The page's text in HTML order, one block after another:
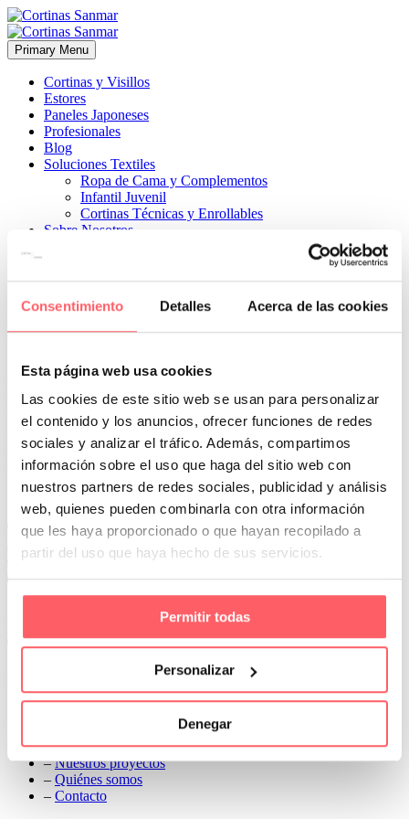
Consentimiento Detalles Acerca de las cookies
Esta página web usa cookies
Las cookies de este sitio web se usan para personalizar
el contenido y los anuncios, ofrecer funciones de redes
sociales y analizar el tráfico. Además, compartimos
información sobre el uso que haga del sitio web con
nuestros partners de redes sociales, publicidad y análisis
web, quienes pueden combinarla con otra información
que les haya proporcionado o que hayan recopilado a
partir del uso que haya hecho de sus servicios.
Permitir todas
Personalizar
Denegar
Primary Menu
Cortinas y Visillos
Estores
Paneles Japoneses
Profesionales
Blog
Soluciones Textiles
Ropa de Cama y Complementos
Infantil Juvenil
Cortinas Técnicas y Enrollables
Sobre Nosotros
¿Cómo Trabajamos?
 
Con el ajuste perfecto a la ventana. Y el color ideal para adecuarlo al
ambiente del salón con todos los complementos en negro. Un estilo
Prev
Next
Conoce Cortinas Sanmar
c/ Madrid nº 87 Local 1 y 5 28970 Madrid
91 498 08 97
699 241 888
info@cortinassanmar.es
Qué y cómo lo hacemos
–Preguntas frecuentes
–Nuestros proyectos
– Quiénes somos
– Contacto